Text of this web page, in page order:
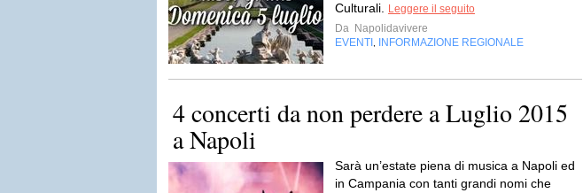
Culturali.
Leggere il seguito
Da Napolidavivere
EVENTI
INFORMAZIONE REGIONALE
4 concerti da non perdere a Luglio 2015
a Napoli
Sarà un’estate piena di musica a Napoli ed
in Campania con tanti grandi nomi che